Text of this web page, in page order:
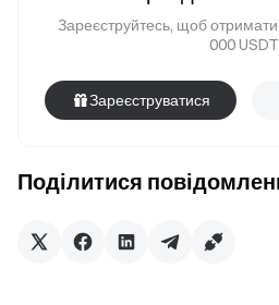
Поділитися
Зареєструйтесь, щоб
000 USDT
Зареєструватися